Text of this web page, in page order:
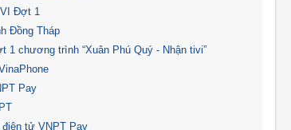
Đợt 1
Đồng Tháp
1 chương trình “Xuân Phú Quý - Nhận tivi”
Pay
điện tử VNPT Pay